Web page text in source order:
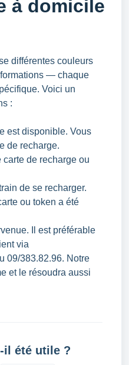
à domicile
différentes couleurs
— chaque
Voici un
:
est disponible. Vous
de recharge.
carte de recharge ou
de se recharger.
ou token a été
Il est préférable
via
09/383.82.96. Notre
et le résoudra aussi
il été utile ?